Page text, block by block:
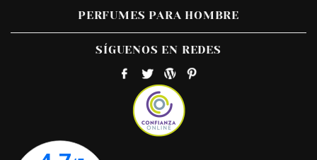
PERFUMES PARA HOMBRE
SÍGUENOS EN REDES